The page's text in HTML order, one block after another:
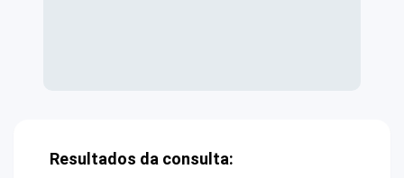
Resultados da consulta: